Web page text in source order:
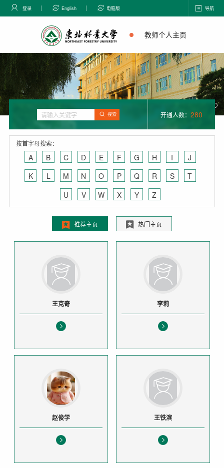
登录 English 电脑版 导航
教师个人主页
搜索 开通人数： 280
按首字母搜索：
A B C D E F G H I
J
K
L M N O P Q R S
T
U
V W X Y Z
推荐主页 热门主页
王克奇 李莉
赵俊学 王铁滨